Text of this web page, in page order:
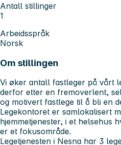
Antall stillinger
1
Arbeidsspråk
Norsk
Om stillingen
Vi øker antall fastleger på vårt
derfor etter en fremoverlent,
og motivert fastlege til å bli en
Legekontoret er samlokalisert
hjemmetjenester, i et helsehus
er et fokusområde.
Legetjenesten i Nesna har 3